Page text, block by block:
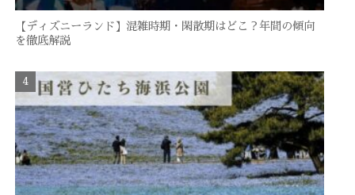
【ディズニーランド】混雑時期・閑散期はどこ？年間の傾向
を徹底解説